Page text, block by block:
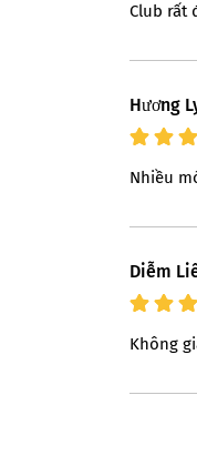
Club rất
Hương
Nhiều
Diễm
Không